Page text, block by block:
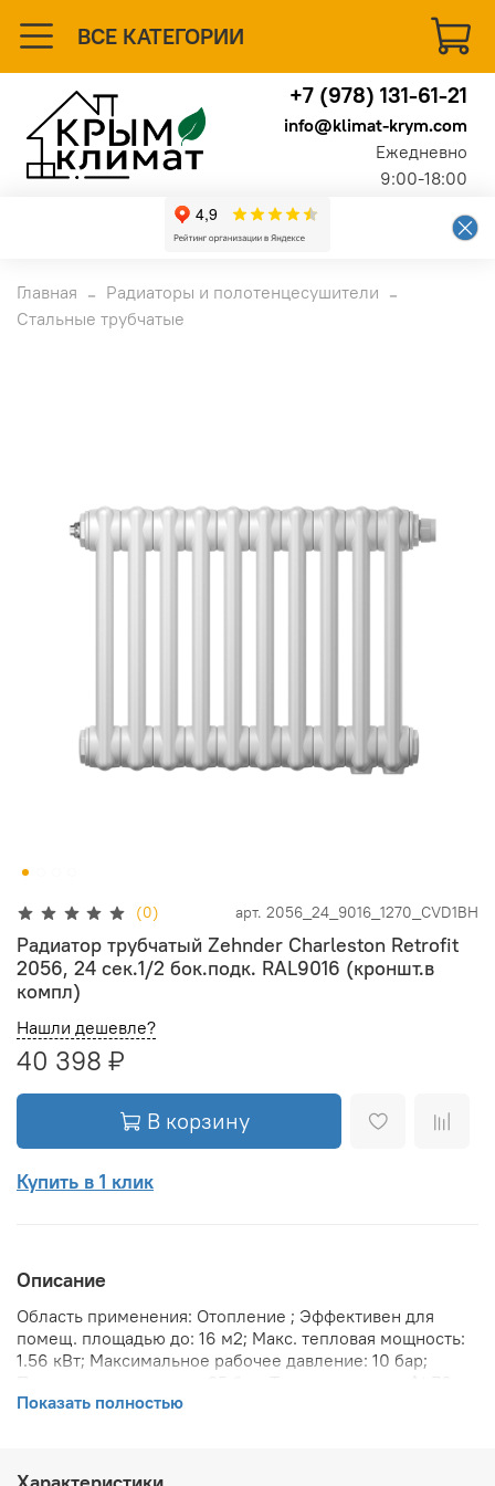
ВСЕ КАТЕГОРИИ
+7 (978) 131-61-21
info@klimat-krym.com
Ежедневно
9:00-18:00
Главная
Радиаторы и полотенцесушители
Стальные трубчатые
(0) арт. 2056_24_9016_1270_CVD1BH
Радиатор трубчатый Zehnder Charleston Retrofit
2056, 24 сек.1/2 бок.подк. RAL9016 (кроншт.в
компл)
Нашли дешевле?
40 398 ₽
В корзину
Купить в 1 клик
Описание
Область применения: Отопление ; Эффективен для
помещ. площадью до: 16 м2; Макс. тепловая мощность:
1.56 кВт; Максимальное рабочее давление: 10 бар;
1569.6 Вт; Теплоотдача при Δt 60: 1272 Вт; Теплоотдача
; Макс. температура теплоносителя: 110 °С; Межосевое
Показать полностью